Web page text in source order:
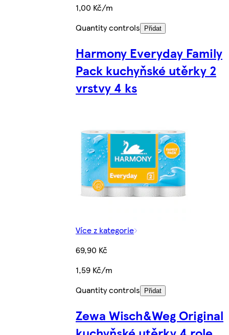
1,00 Kč/m
Quantity controls
Přidat
Harmony Everyday Family
Pack kuchyňské utěrky 2
vrstvy 4 ks
Více z kategorie
69,90 Kč
1,59 Kč/m
Quantity controls
Přidat
Zewa Wisch&Weg Original